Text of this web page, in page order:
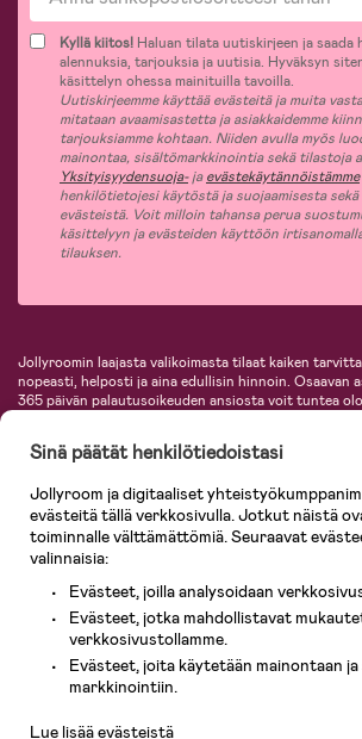
Kyllä kiitos! Haluan tilata uutiskirjeen ja saada
alennuksia, tarjouksia ja uutisia. Hyväksyn
käsittelyn ohessa mainituilla tavoilla.
Uutiskirjeemme käyttää evästeitä ja muita
mitataan avaamisastetta ja asiakkaidemme
tarjouksiamme kohtaan. Niiden avulla myös
mainontaa, sisältömarkkinointia sekä tilastoja
Yksityisyydensuoja-jaevästekäytännöistämme
henkilötietojesi käytöstä ja suojaamisesta
evästeistä. Voit milloin tahansa perua
käsittelyyn ja evästeiden käyttöön
tilauksen.
Jollyroomin laajasta valikoimasta tilaat kaiken
nopeasti, helposti ja aina edullisin hinnoin. Osaavan
365 päivän palautusoikeuden ansiosta voit tuntea
lastentarvikkeita sekä paljon muuta. Meiltä löydät
KidKraft, Ergobaby, Philips Avent, Neonate, Cybex,
Tervetuloa shoppailemaan Pohjoismaiden
verkkokauppaan!
Sinä päätät henkilötiedoistasi
Jollyroom ja digitaaliset
evästeitä tällä verkkosivulla. Jotkut näistä
toiminnalle välttämättömiä. Seuraavat
valinnaisia:
Evästeet, joilla analysoidaan
Evästeet, jotka mahdollistavat
verkkosivustollamme.
Evästeet, joita käytetään mainontaan ja
markkinointiin.
Lue lisää evästeistä